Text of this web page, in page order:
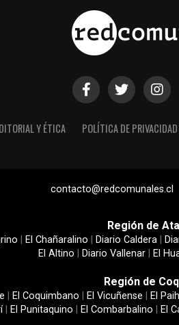
Y ÉTICA POLÍTICA DE PRIVACIDAD
Región de
El Chañaralino Diario Caldera
El Altino
Diario Vallenar El
Región de
El Coquimbano El Vicuñense El
| El Punitaquino El Combarbalino El